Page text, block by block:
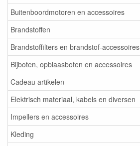
Buitenboordmotoren en accessoires
Brandstoffen
Brandstoffilters en brandstof-accessoires
Bijboten, opblaasboten en accessoires
Cadeau artikelen
Elektrisch materiaal, kabels en diversen
Impellers en accessoires
Kleding